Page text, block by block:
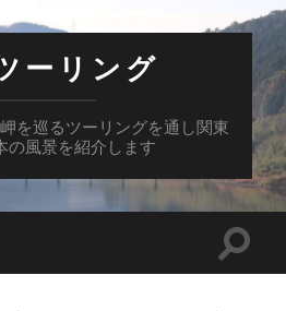
ーリング
を巡るツーリングを通し関東
の風景を紹介します
検